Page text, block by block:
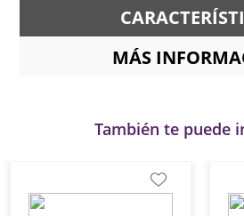
MÁS
También te puede